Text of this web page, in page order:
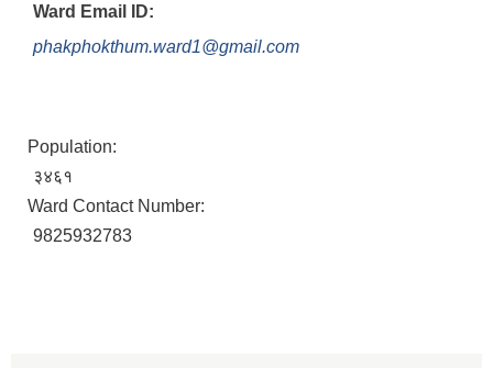
Ward Email ID:
phakphokthum.ward1@gmail.com
Population:
३४६१
Ward Contact Number:
9825932783